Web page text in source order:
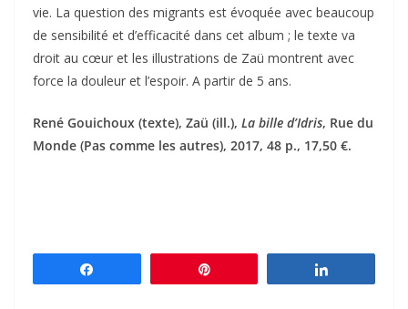
vie. La question des migrants est évoquée avec beaucoup
de sensibilité et d’efficacité dans cet album ; le texte va
droit au cœur et les illustrations de Zaü montrent avec
force la douleur et l’espoir. A partir de 5 ans.
René Gouichoux (texte), Zaü (ill.), La bille d’Idris, Rue du
Monde (Pas comme les autres), 2017, 48 p., 17,50 €.